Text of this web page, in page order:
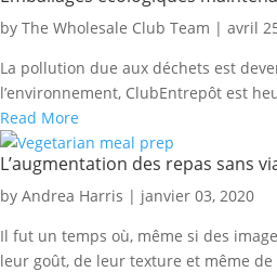
by The Wholesale Club Team | avril
La pollution due aux déchets est
l’environnement, Club­Entrepôt est
Read More
L’augmentation des repas sans
by Andrea Harris | janvier 03, 2020
Il fut un temps où, même si des
leur goût, de leur texture et même